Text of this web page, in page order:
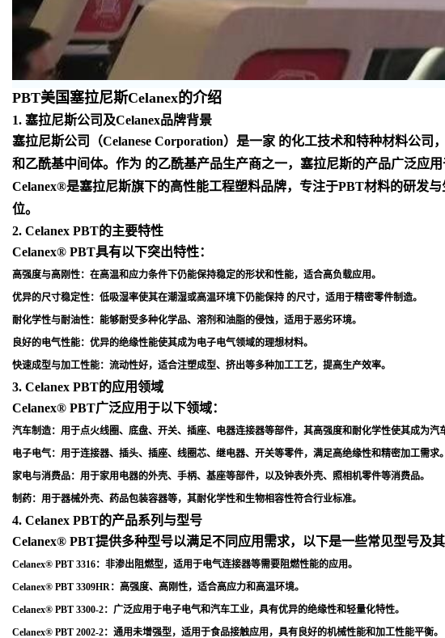
PBT美国塞拉尼斯Celanex的介绍
1. 塞拉尼斯公司及Celanex品牌背景
塞拉尼斯公司（Celanese Corporation）是一家 的化工技术和特种材料公
和乙酰基中间体。作为 的乙酰基产品生产商之一，塞拉尼斯的产品广泛应
Celanex®是塞拉尼斯旗下的高性能工程塑料品牌，专注于PBT材料的研发
位。
2. Celanex PBT的主要特性
Celanex® PBT具有以下突出特性：
高强度与高刚性：在高温和应力条件下仍能保持稳定的形状和性能，适合高负载应用。
优异的尺寸稳定性：低吸湿率使其在潮湿或高温环境下仍能保持 的尺寸，适用于精密零件制造。
耐化学性与耐油性：能够耐受多种化学品、溶剂和油脂的侵蚀，适用于恶劣环境。
良好的电气性能：优异的绝缘性能使其成为电子电气领域的理想材料。
快速成型与加工性能：流动性好，适合注塑成型、挤出等多种加工工艺，提高生产效率。
3. Celanex PBT的应用领域
Celanex® PBT广泛应用于以下领域：
汽车制造：用于点火线圈、底盘、开关、插座、电器连接器等部件，其高强度和耐化学性使其成为汽
电子电气：用于连接器、插头、插座、线圈芯、继电器、开关等零件，满足高绝缘性和精密加工需求。
家电与消费品：用于家用电器的外壳、手柄、基座等部件，以及钟表外壳、照相机零件等消费品。
制药：用于器械外壳、药品包装容器等，其耐化学性和生物相容性符合行业标准。
4. Celanex PBT的产品系列与型号
Celanex® PBT提供多种型号以满足不同应用需求，以下是一些常见型号及其
Celanex® PBT 3316：非渗出阻燃型，适用于电气连接器等需要阻燃性能的应用。
Celanex® PBT 3309HR：高强度、高刚性，适合高应力和高温环境。
Celanex® PBT 3300-2：广泛应用于电子电气和汽车工业，具有优异的绝缘性和轻量化特性。
Celanex® PBT 2002-2：通用未增强型，适用于食品接触应用，具有良好的机械性能和加工性能平衡。